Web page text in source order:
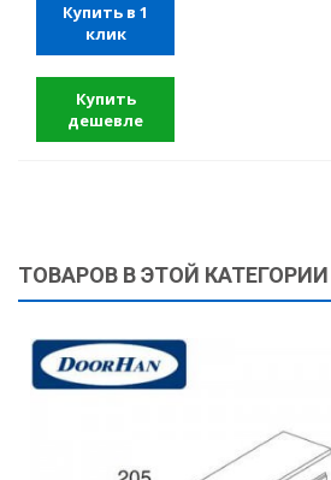
Купить в 1
клик
Купить
дешевле
ТОВАРОВ В ЭТОЙ